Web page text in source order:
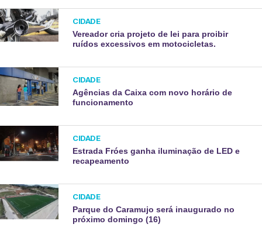
CIDADE
Vereador cria projeto de lei para proibir
ruídos excessivos em motocicletas.
CIDADE
Agências da Caixa com novo horário de
funcionamento
CIDADE
Estrada Fróes ganha iluminação de LED e
recapeamento
CIDADE
Parque do Caramujo será inaugurado no
próximo domingo (16)